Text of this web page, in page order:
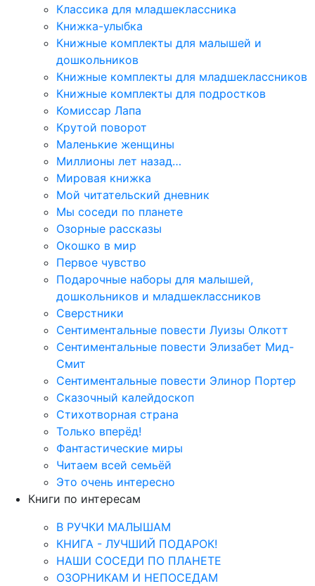
Классика для младшеклассника
Книжка-улыбка
Книжные комплекты для малышей и
дошкольников
Книжные комплекты для младшеклассников
Книжные комплекты для подростков
Комиссар Лапа
Крутой поворот
Маленькие женщины
Миллионы лет назад…
Мировая книжка
Мой читательский дневник
Мы соседи по планете
Озорные рассказы
Окошко в мир
Первое чувство
Подарочные наборы для малышей,
дошкольников и младшеклассников
Сверстники
Сентиментальные повести Луизы Олкотт
Сентиментальные повести Элизабет Мид-
Смит
Сентиментальные повести Элинор Портер
Сказочный калейдоскоп
Стихотворная страна
Только вперёд!
Фантастические миры
Читаем всей семьёй
Это очень интересно
Книги по интересам
В РУЧКИ МАЛЫШАМ
КНИГА - ЛУЧШИЙ ПОДАРОК!
НАШИ СОСЕДИ ПО ПЛАНЕТЕ
ОЗОРНИКАМ И НЕПОСЕДАМ